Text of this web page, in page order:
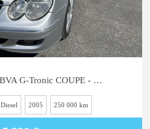
Coupé CLK 320 CDI - BVA G-Tronic COUPE - BM 209 Avantgarde - BVA PHASE 2
Diesel 2005 250 000 km